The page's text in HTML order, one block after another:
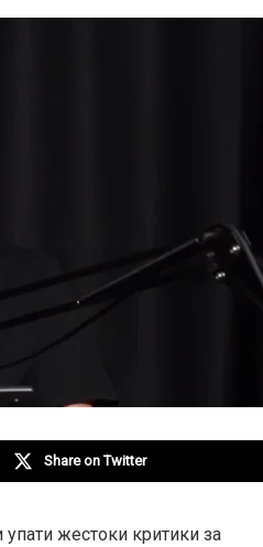
Share on Twitter
жестоки критики за